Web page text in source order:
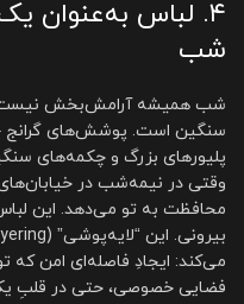
۴. لباس به‌عنوان
شب
شب همیشه آرامش‌بخش نیست؛
سنگین است. پوشش‌های گرانج
پلیورهای بزرگ و چکمه‌های
وقتی در نیمه‌شب در
محافظت به تو می‌دهد. این
می‌کند: ایجادِ فاصله‌ای امن که
فضایی خصوصی، حتی در قلبِ